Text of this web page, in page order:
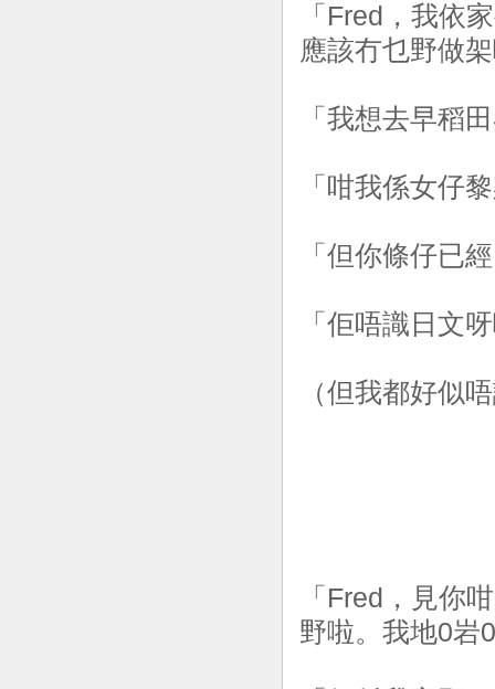
「Fred，我依
應該冇乜野做
「我想去早稻
「咁我係女仔
「但你條仔已
「佢唔識日文
（但我都好似
「Fred，見你
野啦。我地0岩